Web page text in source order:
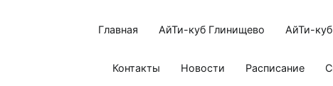
Главная АйТи-куб Глинищево АйТи-
Контакты Новости Расписание